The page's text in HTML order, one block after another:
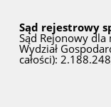
Sąd rejestrowy
Sąd Rejonowy dla
Wydział
całości):